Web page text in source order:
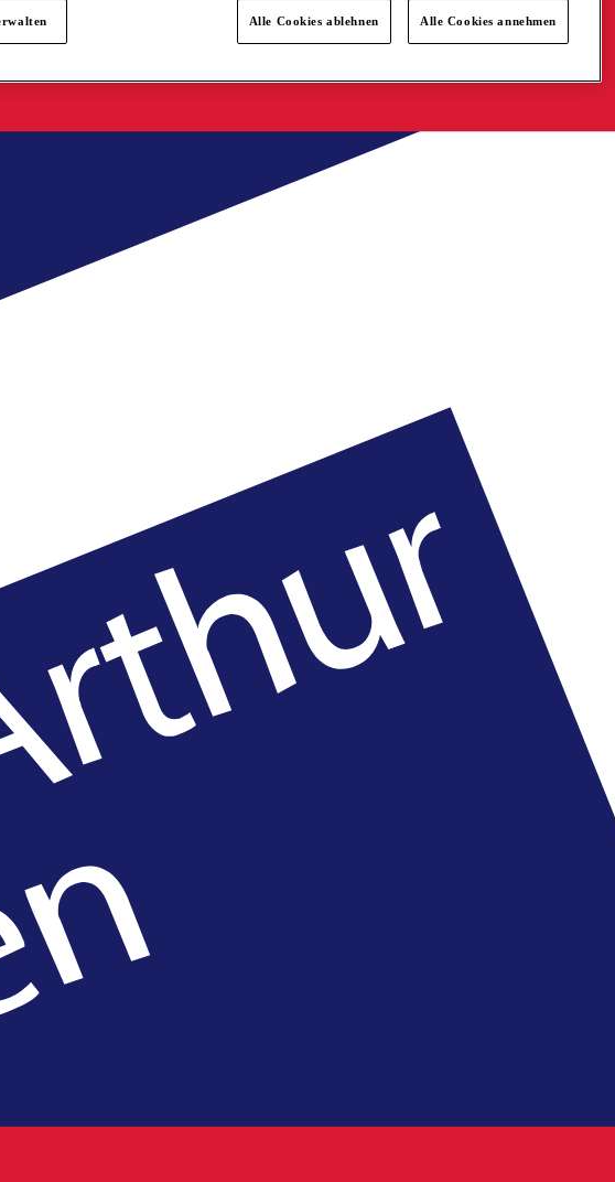
Alle Cookies ablehnen Alle Cookies annehmen